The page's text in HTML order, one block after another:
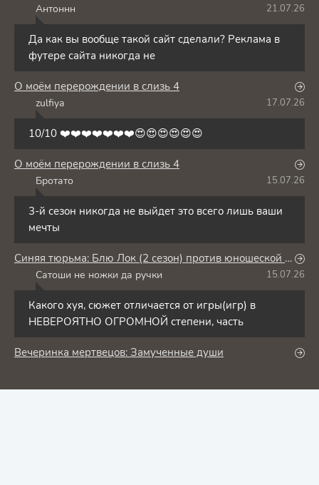
Антоннн 21.07.26
Да как вы вообще такой сайт сделали? Реклама в
футере сайта никогда не
О моём перерождении в слизь 4
zulfiya 17.07.26
10/10 ❤️❤️❤️❤️❤️❤️❤️😍😍😍😍😍😍
О моём перерождении в слизь 4
Бротато 15.07.26
3-й сезон никогда не выйдет это всего лишь ваши
мечты
Синяя тюрьма: Блю Лок (2 сезон) против юношеской сборной Японии
Сатоши не ножки да ручки 15.07.26
Какого хуя, сюжет отличается от игры(игр) в
НЕВЕРОЯТНО ОГРОМНОЙ степени, часть
Вечеринка мертвецов: Замученные души